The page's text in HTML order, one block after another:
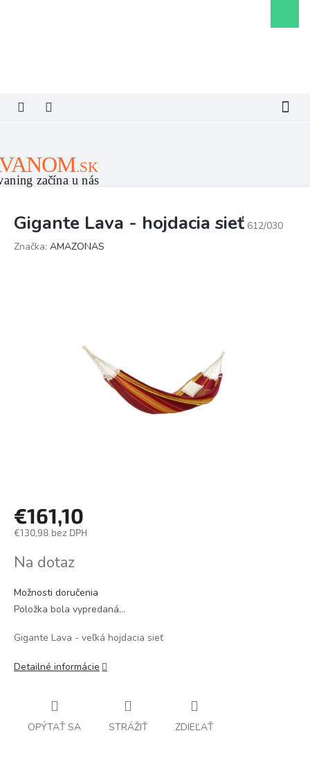
košík
Gigante Lava - hojdacia sieť 612/030
Značka: AMAZONAS
€161,10
€130,98 bez DPH
cena:
Na dotaz
Možnosti doručenia
Položka bola vypredaná…
Gigante Lava - veľká hojdacia sieť
Detailné informácie
OPÝTAŤ SA STRÁŽIŤ ZDIEĽAŤ